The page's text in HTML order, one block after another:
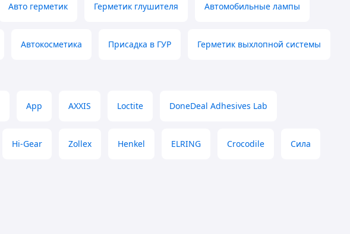
Авто герметик Герметик глушителя Автомобильные лампы
Автокосметика Присадка в ГУР Герметик выхлопной системы
App AXXIS Loctite DoneDeal Adhesives Lab
Hi-Gear Zollex Henkel ELRING Crocodile Сила